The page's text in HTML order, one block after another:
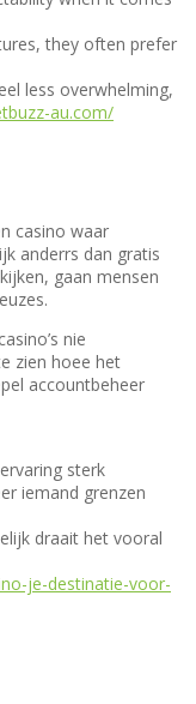
they often prefer
less overwhelming,
au.com/
casino waar
anderrs dan gratis
gaan mensen
nie
zien hoee het
accountbeheer
sterk
iemand grenzen
draait het vooral
je-destinatie-voor-